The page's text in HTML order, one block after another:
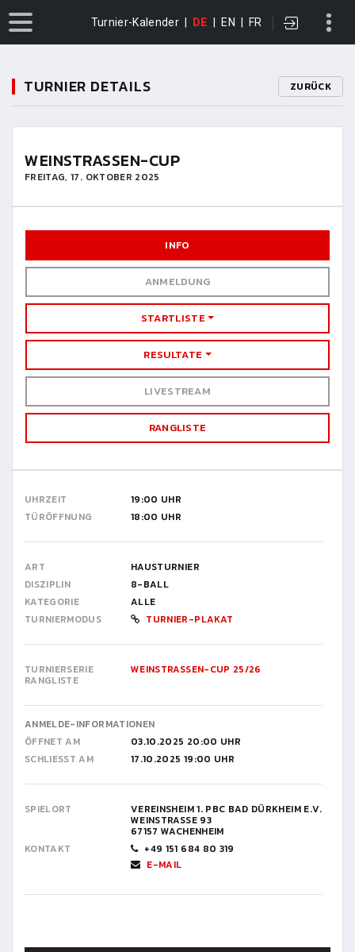
Turnier-Kalender DE EN FR
TURNIER DETAILS ZURÜCK
WEINSTRASSEN-CUP
FREITAG, 17. OKTOBER 2025
INFO
ANMELDUNG
STARTLISTE
RESULTATE
LIVESTREAM
RANGLISTE
UHRZEIT
19:00 UHR
TÜRÖFFNUNG
18:00 UHR
ART
HAUSTURNIER
DISZIPLIN
8-BALL
KATEGORIE
ALLE
TURNIERMODUS
TURNIER-PLAKAT
TURNIERSERIE
RANGLISTE
WEINSTRASSEN-CUP 25/26
ANMELDE-INFORMATIONEN
ÖFFNET AM
03.10.2025 20:00 UHR
SCHLIESST AM
17.10.2025 19:00 UHR
SPIELORT VEREINSHEIM 1. PBC BAD DÜRKHEIM E.V.
WEINSTRASSE 93
67157 WACHENHEIM
KONTAKT
+49 151 684 80 319
E-MAIL